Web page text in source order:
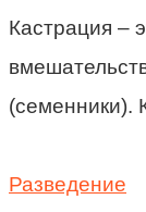
Кастрация –
(семенники).
Разведение